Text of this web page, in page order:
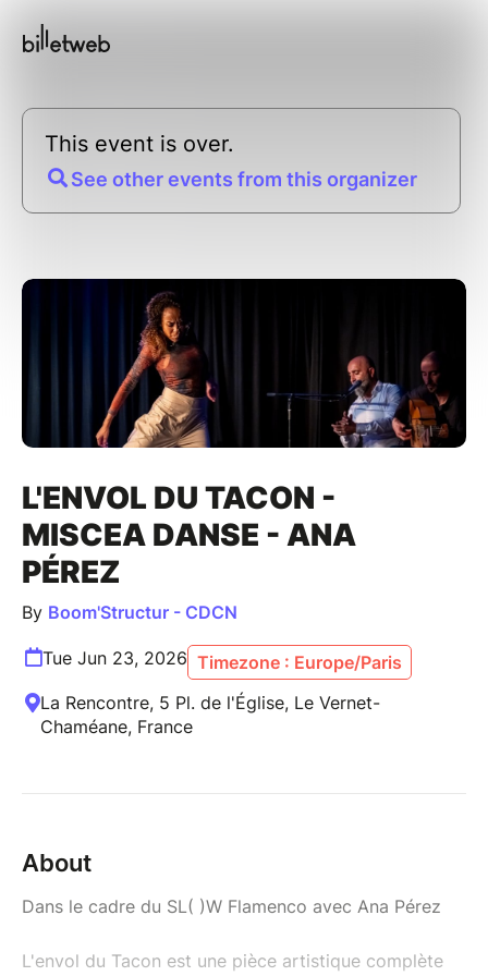
This event is over.
See other events from this organizer
L'ENVOL DU TACON -
MISCEA DANSE - ANA
PÉREZ
By Boom'Structur - CDCN
Tue Jun 23, 2026 Timezone : Europe/Paris
La Rencontre, 5 Pl. de l'Église, Le Vernet-
Chaméane, France
About
Dans le cadre du SL( )W Flamenco avec Ana Pérez
L'envol du Tacon est une pièce artistique complète